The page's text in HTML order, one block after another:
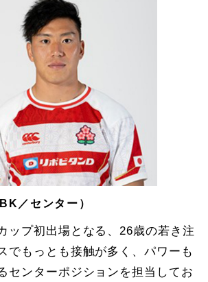
／センター）
ップ初出場となる、26歳の若き注
でもっとも接触が多く、パワーも
センターポジションを担当してお